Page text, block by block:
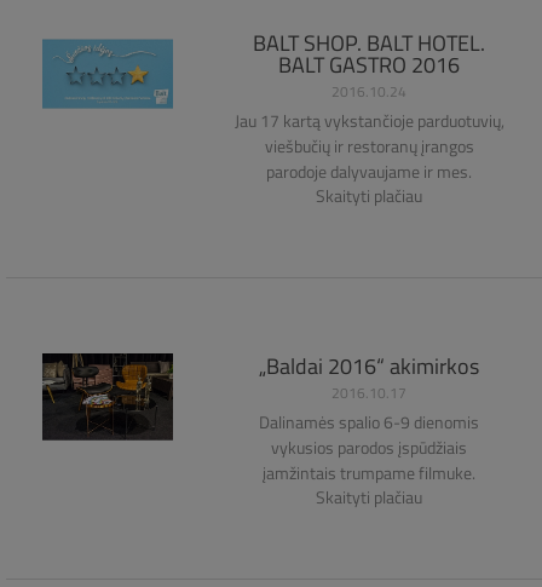
BALT SHOP. BALT HOTEL.
BALT GASTRO 2016
2016.10.24
Jau 17 kartą vykstančioje parduotuvių,
viešbučių ir restoranų įrangos
parodoje dalyvaujame ir mes.
Skaityti plačiau
„Baldai 2016“ akimirkos
2016.10.17
Dalinamės spalio 6-9 dienomis
vykusios parodos įspūdžiais
įamžintais trumpame filmuke.
Skaityti plačiau